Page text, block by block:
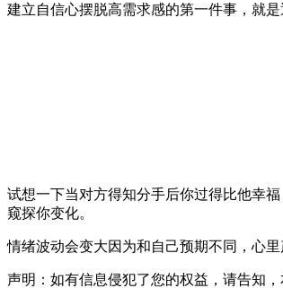
建立自信心摆脱高需求感的第一件事，就
试想一下当对方得知分手后你过得比他幸
窥探你变化。
情绪波动会变大因为和自己预期不同，心
声明：如有信息侵犯了您的权益，请告知，